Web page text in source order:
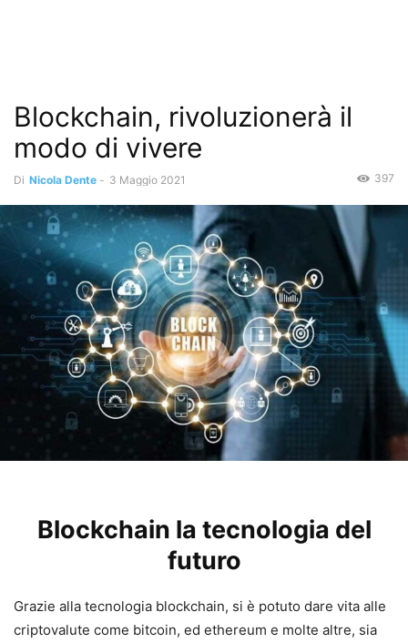
Blockchain, rivoluzionerà il
modo di vivere
Di Nicola Dente - 3 Maggio 2021 397
Blockchain la tecnologia del
futuro
Grazie alla tecnologia blockchain, si è potuto dare vita alle
criptovalute come bitcoin, ed ethereum e molte altre, sia